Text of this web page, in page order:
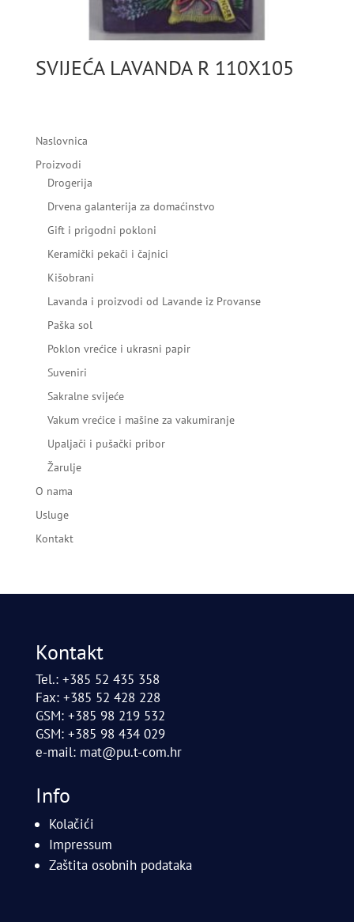
SVIJEĆA LAVANDA R 110X105
Naslovnica
Proizvodi
Drogerija
Drvena galanterija za domaćinstvo
Gift i prigodni pokloni
Keramički pekači i čajnici
Kišobrani
Lavanda i proizvodi od Lavande iz Provanse
Paška sol
Poklon vrećice i ukrasni papir
Suveniri
Sakralne svijeće
Vakum vrećice i mašine za vakumiranje
Upaljači i pušački pribor
Žarulje
O nama
Usluge
Kontakt
Kontakt
Tel.: +385 52 435 358
Fax: +385 52 428 228
GSM: +385 98 219 532
GSM: +385 98 434 029
e-mail: mat@pu.t-com.hr
Info
Kolačići
Impressum
Zaštita osobnih podataka